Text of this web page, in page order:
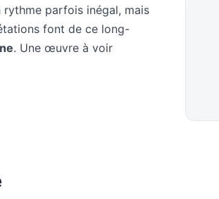
parfois inégal, mais
font de ce long-
. Une œuvre à voir